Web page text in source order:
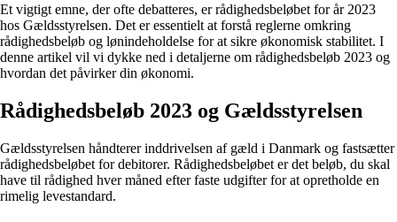
Et vigtigt emne, der ofte debatteres, er rådighedsbeløbet for år 2023
hos Gældsstyrelsen. Det er essentielt at forstå reglerne omkring
rådighedsbeløb og lønindeholdelse for at sikre økonomisk stabilitet. I
denne artikel vil vi dykke ned i detaljerne om rådighedsbeløb 2023 og
hvordan det påvirker din økonomi.
Rådighedsbeløb 2023 og Gældsstyrelsen
Gældsstyrelsen håndterer inddrivelsen af gæld i Danmark og fastsætter
rådighedsbeløbet for debitorer. Rådighedsbeløbet er det beløb, du skal
have til rådighed hver måned efter faste udgifter for at opretholde en
rimelig levestandard.